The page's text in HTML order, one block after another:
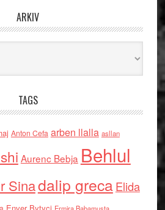
ARKIV
TAGS
Anton Cefa arben llalla asllan
Aurenc Bebja Behlul
Sinadalip grecaElida